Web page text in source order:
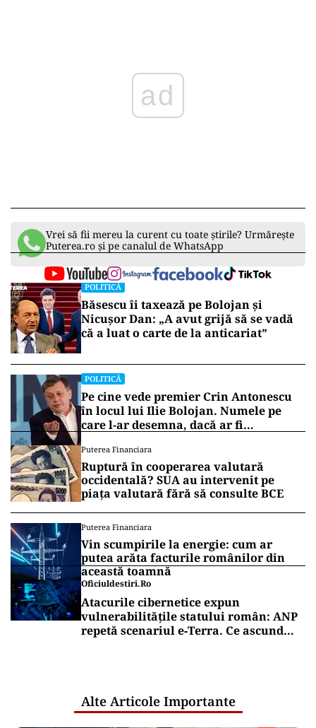
ad
Vrei să fii mereu la curent cu toate știrile? Urmărește
Puterea.ro și pe canalul de WhatsApp
POLITICĂ
Băsescu îi taxează pe Bolojan și
Nicușor Dan: „A avut grijă să se vadă
că a luat o carte de la anticariat”
POLITICĂ
Pe cine vede premier Crin Antonescu
în locul lui Ilie Bolojan. Numele pe
care l-ar desemna, dacă ar fi
Puterea Financiara
Ruptură în cooperarea valutară
occidentală? SUA au intervenit pe
piața valutară fără să consulte BCE
Puterea Financiara
Vin scumpirile la energie: cum ar
putea arăta facturile românilor din
această toamnă
Oficiuldestiri.ro
Atacurile cibernetice expun
vulnerabilitățile statului român: ANP
repetă scenariul e‑Terra. Ce ascund
Alte Articole Importante